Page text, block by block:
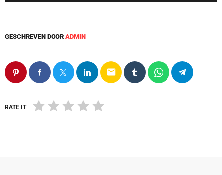
GESCHREVEN DOOR ADMIN
email
RATE IT